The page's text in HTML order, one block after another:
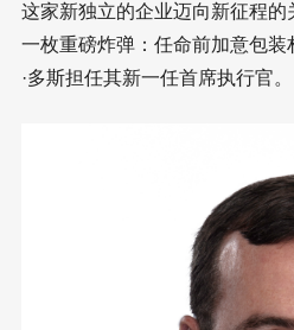
这家新独立的企业迈向新征程的
一枚重磅炸弹：任命前加意包
·多斯担任其新一任首席执行官。